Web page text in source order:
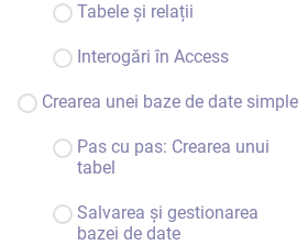
Tabele și relații
Interogări în Access
Crearea unei baze de date simple
Pas cu pas: Crearea unui
tabel
Salvarea și gestionarea
bazei de date